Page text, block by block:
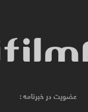
عضویت در خبرنامه :